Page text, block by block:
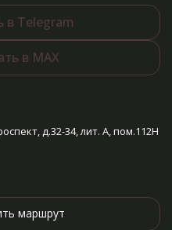
в Telegram
в MAX
д.32-34, лит. А, пом.112Н
маршрут